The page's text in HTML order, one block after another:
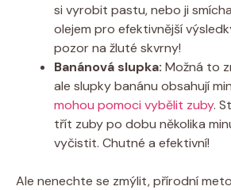
si vyrobit pastu, nebo ji
olejem pro efektivnější
pozor na žluté skvrny!
Banánová slupka: Možná to
ale slupky banánu obsahují
mohou pomoci vybělit zuby.
třít zuby po dobu několika
vyčistit. Chutné a efektivní!
Ale nenechte se zmýlit, přírodní